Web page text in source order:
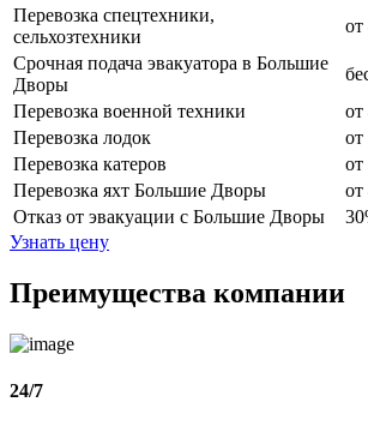
Перевозка спецтехники,
сельхозтехники
от
Срочная подача эвакуатора в Большие
Дворы
Перевозка военной техники
от
Перевозка лодок
от
Перевозка катеров
от
Перевозка яхт Большие Дворы
от
Отказ от эвакуации с Большие Дворы
Узнать цену
Преимущества компании
24/7